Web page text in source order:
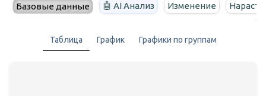
Базовые данные 🤖 AI Анализ Изменение
Таблица График Графики по группам